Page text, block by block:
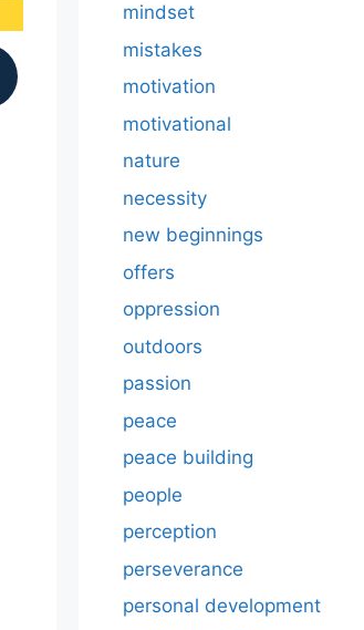
mindset
mistakes
motivation
motivational
nature
necessity
new beginnings
offers
oppression
outdoors
passion
peace
peace building
people
perception
perseverance
personal development